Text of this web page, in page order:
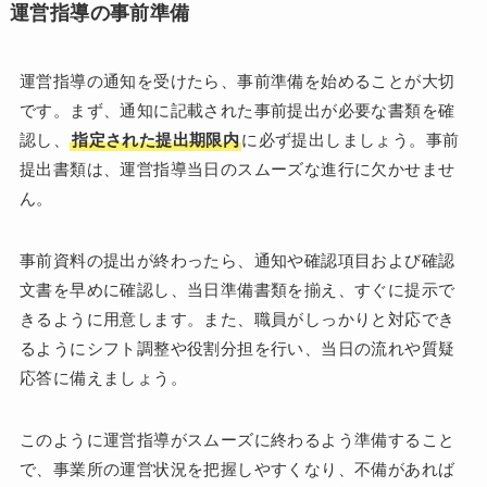
運営指導の事前準備
運営指導の通知を受けたら、事前準備を始めることが大切
です。まず、通知に記載された事前提出が必要な書類を確
認し、指定された提出期限内に必ず提出しましょう。事前
提出書類は、運営指導当日のスムーズな進行に欠かせませ
ん。
事前資料の提出が終わったら、通知や確認項目および確認
文書を早めに確認し、当日準備書類を揃え、すぐに提示で
きるように用意します。また、職員がしっかりと対応でき
るようにシフト調整や役割分担を行い、当日の流れや質疑
応答に備えましょう。
このように運営指導がスムーズに終わるよう準備すること
で、事業所の運営状況を把握しやすくなり、不備があれば